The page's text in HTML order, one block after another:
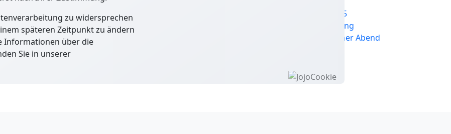
in
11.11.2025
Gottfrieding
Chick in Strick
20.10.2025
Gottfrieding
17.09.2025
Gottfrieding
Italienischer Abend
zu widersprechen
späteren Zeitpunkt zu ändern
Informationen über die
Sie in unserer